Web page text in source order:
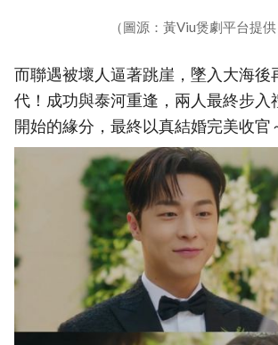
（圖源：黃Viu煲劇平台提供
而聯遇被壞人逼著跳崖，墜入大海後
代！成功與泰河重逢，兩人最終步入
開始的緣分，最終以真結婚完美收官